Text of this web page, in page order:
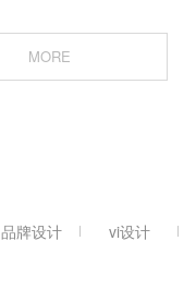
MORE
品牌设计 vi设计